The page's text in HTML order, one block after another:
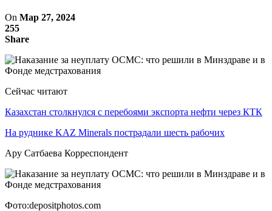
On Мар 27, 2024
255
Share
Сейчас читают
Казахстан столкнулся с перебоями экспорта нефти через КТК
На руднике KAZ Minerals пострадали шесть рабочих
Ару Сатбаева Корреспондент
Фото:depositphotos.com